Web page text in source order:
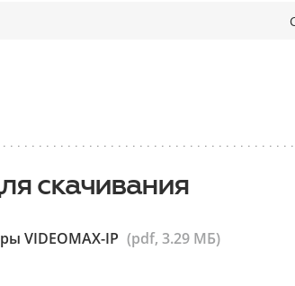
скачивания
VIDEOMAX-IP (pdf, 3.29 МБ)